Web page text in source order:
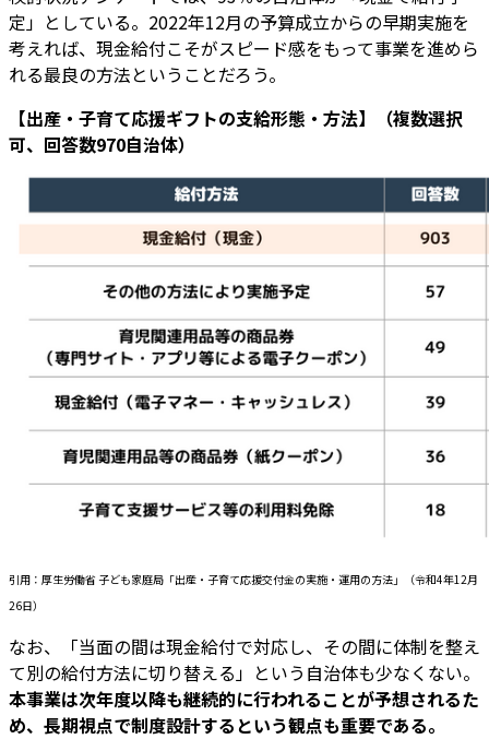
定」としている。2022年12月の予算成立からの早期実施を
考えれば、現金給付こそがスピード感をもって事業を進めら
れる最良の方法ということだろう。
【出産・子育て応援ギフトの支給形態・方法】（複数選択
可、回答数970自治体）
引用：厚生労働省 子ども家庭局「出産・子育て応援交付金の実施・運用の方法」（令和4年12月
26日）
なお、「当面の間は現金給付で対応し、その間に体制を整え
て別の給付方法に切り替える」という自治体も少なくない。
本事業は次年度以降も継続的に行われることが予想されるた
め、長期視点で制度設計するという観点も重要である。